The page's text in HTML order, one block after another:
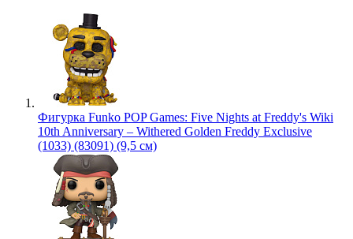
Фигурка Funko POP Games: Five Nights at Freddy's Wiki
10th Anniversary – Withered Golden Freddy Exclusive
(1033) (83091) (9,5 см)